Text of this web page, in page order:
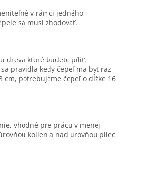
v rámci jedného
sa musí zhodovať.
dreva ktoré budete píliť.
pravidla kedy čepeľ ma byť raz
cm, potrebujeme čepeľ o dĺžke 16
vhodné pre prácu v menej
kolien a nad úrovňou pliec